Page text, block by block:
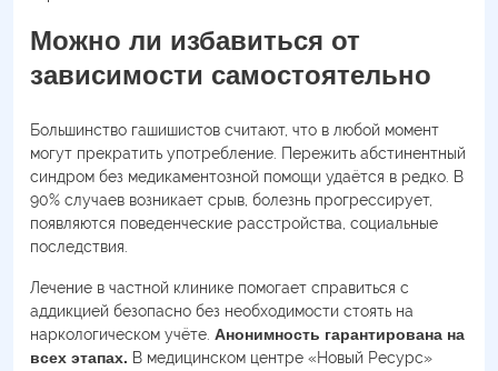
Можно ли избавиться от
зависимости самостоятельно
Большинство гашишистов считают, что в любой момент
могут прекратить употребление. Пережить абстинентный
синдром без медикаментозной помощи удаётся в редко. В
90% случаев возникает срыв, болезнь прогрессирует,
появляются поведенческие расстройства, социальные
последствия.
Лечение в частной клинике помогает справиться с
аддикцией безопасно без необходимости стоять на
наркологическом учёте. Анонимность гарантирована на
всех этапах. В медицинском центре «Новый Ресурс»